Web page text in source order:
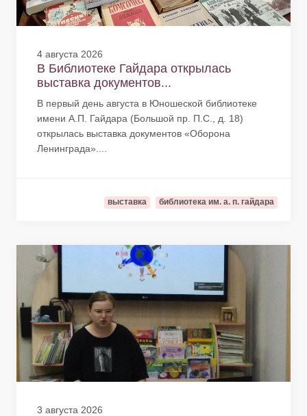
4 августа 2026
В Библиотеке Гайдара открылась
выставка документов...
В первый день августа в Юношеской библиотеке
имени А.П. Гайдара (Большой пр. П.С., д. 18)
открылась выставка документов «Оборона
Ленинграда»....
выставка библиотека им. а. п. гайдара
3 августа 2026